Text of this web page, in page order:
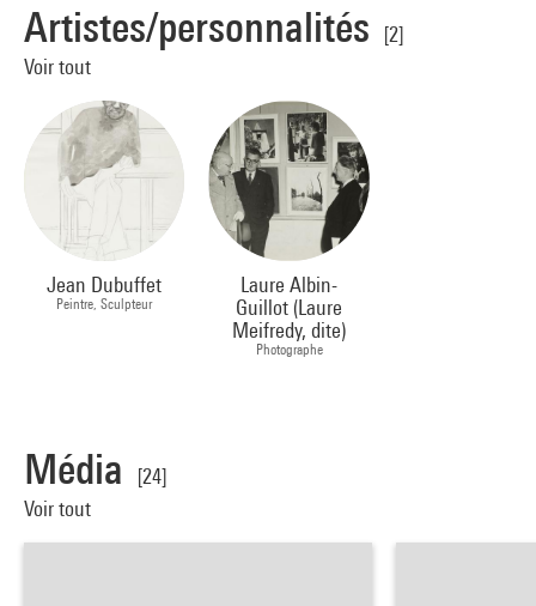
Artistes/personnalités
[2]
Voir tout
Jean Dubuffet
Peintre, Sculpteur
Laure Albin-
Guillot (Laure
Meifredy, dite)
Photographe
Média
[24]
Voir tout